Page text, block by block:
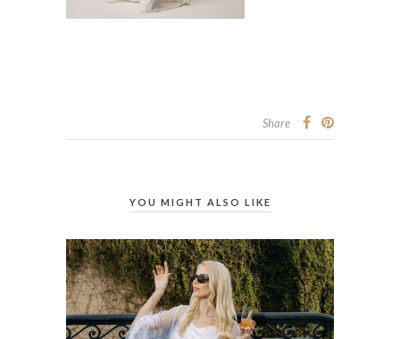
Share
YOU MIGHT ALSO LIKE